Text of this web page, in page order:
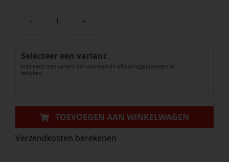
Schijfkopschroeven
Selecteer een variant
Kies eerst een variant om voorraad en afhaalmogelijkheden te
bekijken.
TOEVOEGEN AAN WINKELWAGEN
Verzendkosten berekenen